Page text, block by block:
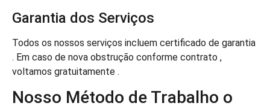
Garantia dos Serviços
Todos os nossos serviços incluem certificado de garantia
. Em caso de nova obstrução conforme contrato ,
voltamos gratuitamente .
Nosso Método de Trabalho o